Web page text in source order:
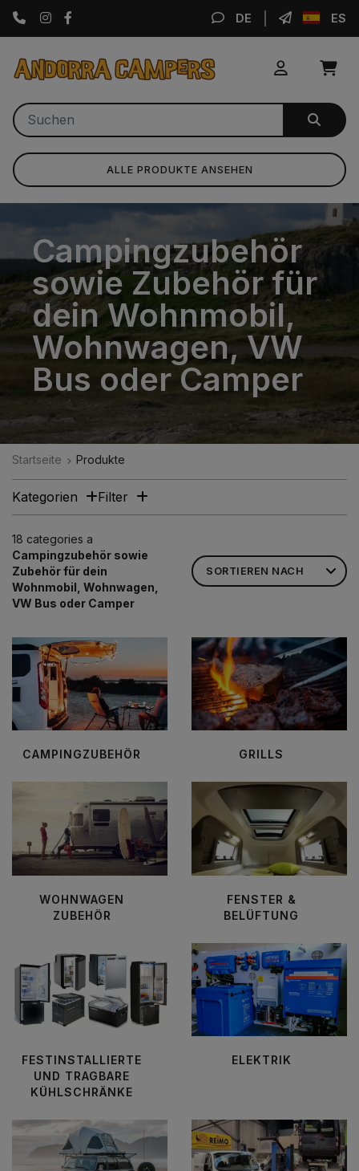
Instagram DE ES
ALLE PRODUKTE ANSEHEN
Campingzubehör
sowie Zubehör für
dein Wohnmobil,
Wohnwagen, VW
Bus oder Camper
Startseite Produkte
18 categories a
Campingzubehör sowie
Zubehör für dein
Wohnmobil, Wohnwagen,
VW Bus oder Camper
CAMPINGZUBEHÖR GRILLS
WOHNWAGEN
ZUBEHÖR
FENSTER &
BELÜFTUNG
FESTINSTALLIERTE
UND TRAGBARE
KÜHLSCHRÄNKE
ELEKTRIK
Kategorien Filter